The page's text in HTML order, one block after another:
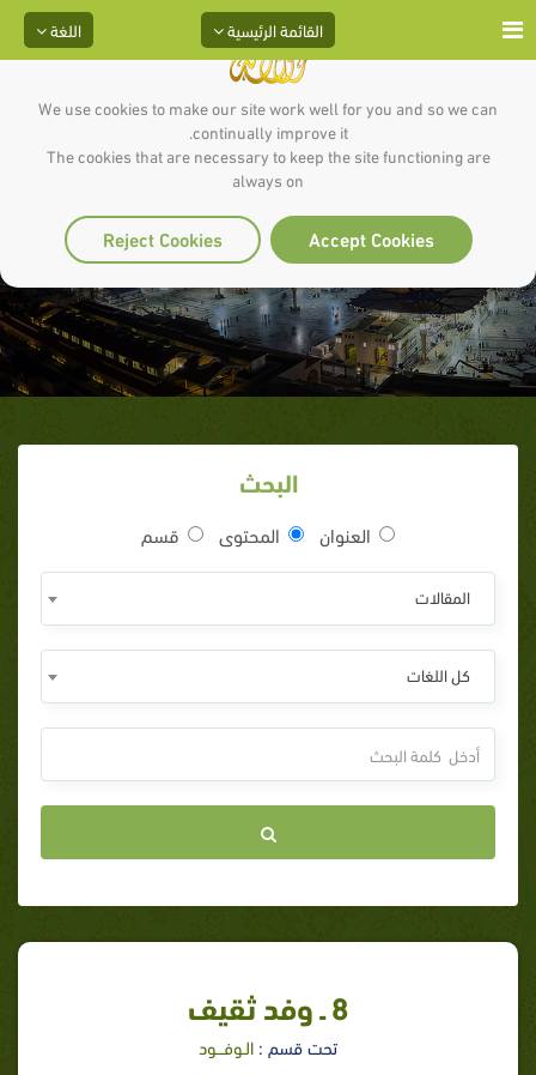
We use cookies to make our site work well for you and so we can
continually improve it.
The cookies that are necessary to keep the site functioning are
always on
Accept Cookies
Reject Cookies
اللغة القائمة الرئيسية
8 ـ وفد ثقيف‏
البحث
العنوان المحتوى قسم
المقالات
كل اللغات
8 ـ وفد ثقيف‏
تحت قسم : الـوفـــود